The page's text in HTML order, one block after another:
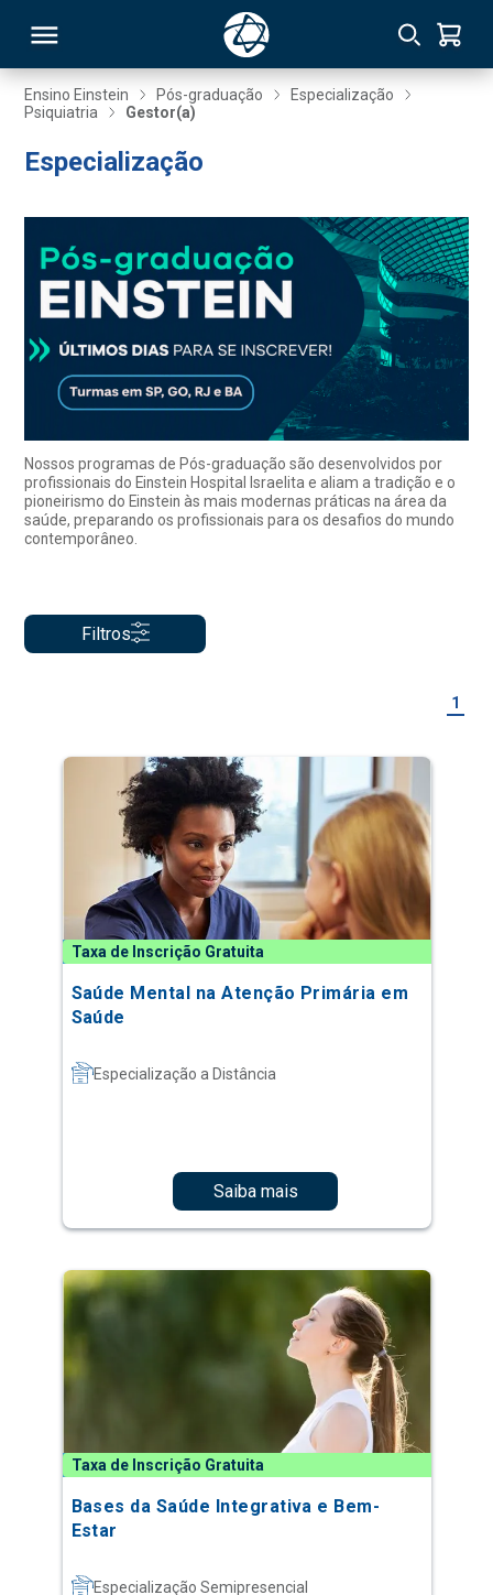
Ensino Einstein Pós-graduação
Especialização
Psiquiatria
Gestor(a)
Especialização
Nossos programas de Pós-graduação são desenvolvidos por
profissionais do Einstein Hospital Israelita e aliam a tradição e o
pioneirismo do Einstein às mais modernas práticas na área da
saúde, preparando os profissionais para os desafios do mundo
contemporâneo.
Filtros
1
Taxa de Inscrição Gratuita
Saúde Mental na Atenção Primária em
Saúde
Especialização a Distância
Saiba mais
Taxa de Inscrição Gratuita
Bases da Saúde Integrativa e Bem-
Estar
Especialização Semipresencial